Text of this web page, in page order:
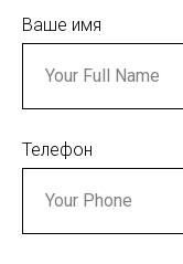
Ваше имя
Телефон